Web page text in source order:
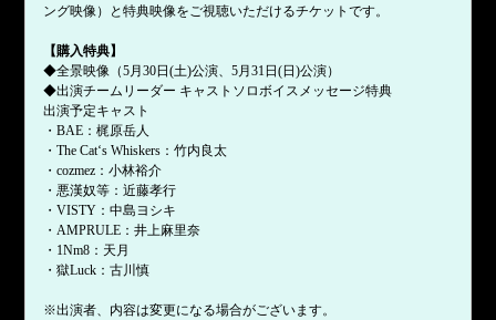
ング映像）と特典映像をご視聴いただけるチケットです。
【購入特典】
◆全景映像（5月30日(土)公演、5月31日(日)公演）
◆出演チームリーダー キャストソロボイスメッセージ特典
出演予定キャスト
・BAE：梶原岳人
・The Cat‘s Whiskers：竹内良太
・cozmez：小林裕介
・悪漢奴等：近藤孝行
・VISTY：中島ヨシキ
・AMPRULE：井上麻里奈
・1Nm8：天月
・獄Luck：古川慎
※出演者、内容は変更になる場合がございます。